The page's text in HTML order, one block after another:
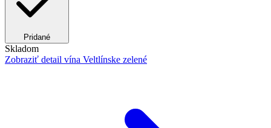
Pridané
Skladom
Zobraziť detail vína Veltlínske zelené